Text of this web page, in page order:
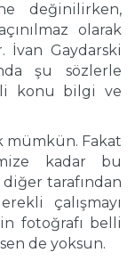
değinilirken,
olarak
İvan Gaydarski
şu sözlerle
konu bilgi ve
mümkün. Fakat
kadar bu
tarafından
çalışmayı
fotoğrafı belli
de yoksun.